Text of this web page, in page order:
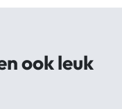
ook leuk